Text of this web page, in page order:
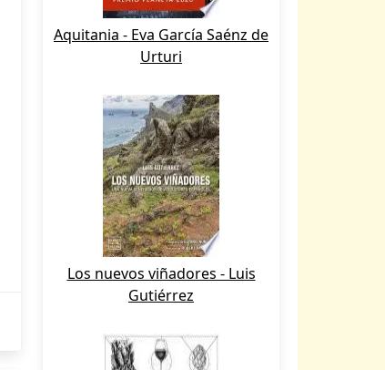
Aquitania - Eva García Saénz de
Urturi
Los nuevos viñadores - Luis
Gutiérrez